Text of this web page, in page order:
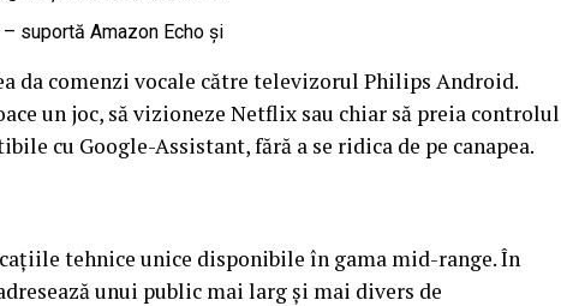
suportă Amazon Echo și
da comenzi vocale către televizorul Philips Android.
un joc, să vizioneze Netflix sau chiar să preia controlul
cu Google-Assistant, fără a se ridica de pe canapea.
tehnice unice disponibile în gama mid-range. În
unui public mai larg și mai divers de